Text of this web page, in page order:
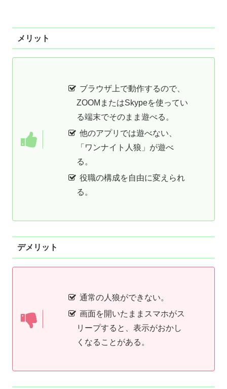
メリット
ブラウザ上で動作するので、
ZOOMまたはSkypeを使ってい
る端末でそのまま遊べる。
他のアプリでは遊べない、
「ワンナイト人狼」が遊べ
る。
役職の構成を自由に変えられ
る。
デメリット
通常の人狼ができない。
画面を開いたままスマホがス
リープすると、表示がおかし
くなることがある。